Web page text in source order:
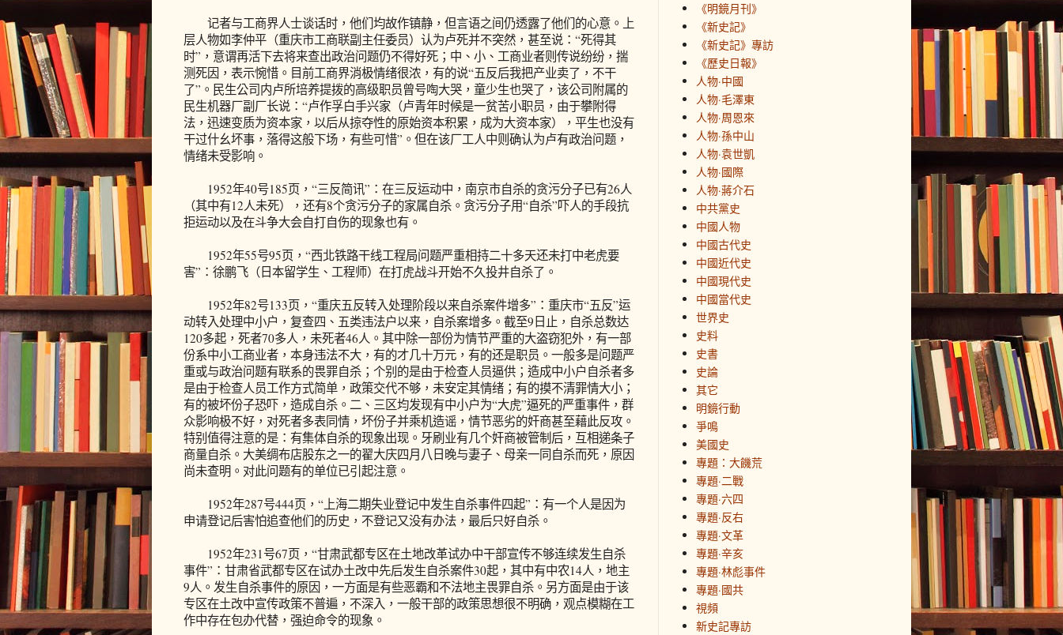
记者与工商界人士谈话时，他们均故作镇静，但言语之间仍透露了他们的心意。上
层人物如李仲平（重庆市工商联副主任委员）认为卢死并不突然，甚至说：“死得其
时”，意谓再活下去将来查出政治问题仍不得好死；中、小、工商业者则传说纷纷，揣
测死因，表示惋惜。目前工商界消极情绪很浓，有的说“五反后我把产业卖了，不干
了”。民生公司内卢所培养提拨的高级职员曾号啕大哭，童少生也哭了，该公司附属的
民生机器厂副厂长说：“卢作孚白手兴家（卢青年时候是一贫苦小职员，由于攀附得
法，迅速变质为资本家，以后从掠夺性的原始资本积累，成为大资本家），平生也没有
干过什幺坏事，落得这般下场，有些可惜”。但在该厂工人中则确认为卢有政治问题，
情绪未受影响。
1952年40号185页，“三反简讯”：在三反运动中，南京市自杀的贪污分子已有26人
（其中有12人未死），还有8个贪污分子的家属自杀。贪污分子用“自杀”吓人的手段抗
拒运动以及在斗争大会自打自伤的现象也有。
1952年55号95页，“西北铁路干线工程局问题严重相持二十多天还未打中老虎要
害”：徐鹏飞（日本留学生、工程师）在打虎战斗开始不久投井自杀了。
1952年82号133页，“重庆五反转入处理阶段以来自杀案件增多”：重庆市“五反”运
动转入处理中小户，复查四、五类违法户以来，自杀案增多。截至9日止，自杀总数达
120多起，死者70多人，未死者46人。其中除一部份为情节严重的大盗窃犯外，有一部
份系中小工商业者，本身违法不大，有的才几十万元，有的还是职员。一般多是问题严
重或与政治问题有联系的畏罪自杀；个别的是由于检查人员逼供；造成中小户自杀者多
是由于检查人员工作方式简单，政策交代不够，未安定其情绪；有的摸不清罪情大小；
有的被坏份子恐吓，造成自杀。二、三区均发现有中小户为“大虎”逼死的严重事件，群
众影响极不好，对死者多表同情，坏份子并乘机造谣，情节恶劣的奸商甚至藉此反攻。
特别值得注意的是：有集体自杀的现象出现。牙刷业有几个奸商被管制后，互相递条子
商量自杀。大美绸布店股东之一的翟大庆四月八日晚与妻子、母亲一同自杀而死，原因
尚未查明。对此问题有的单位已引起注意。
1952年287号444页，“上海二期失业登记中发生自杀事件四起”：有一个人是因为
申请登记后害怕追查他们的历史，不登记又没有办法，最后只好自杀。
1952年231号67页，“甘肃武都专区在土地改革试办中干部宣传不够连续发生自杀
事件”：甘肃省武都专区在试办土改中先后发生自杀案件30起，其中有中农14人，地主
9人。发生自杀事件的原因，一方面是有些恶霸和不法地主畏罪自杀。另方面是由于该
专区在土改中宣传政策不普遍，不深入，一般干部的政策思想很不明确，观点模糊在工
作中存在包办代替，强迫命令的现象。
《明鏡月刊》
《新史記》
《新史記》專訪
《歷史日報》
人物·中國
人物·毛澤東
人物·周恩來
人物·孫中山
人物·袁世凱
人物·國際
人物·蔣介石
中共黨史
中國人物
中國古代史
中國近代史
中國現代史
中國當代史
世界史
史料
史書
史論
其它
明鏡行動
爭鳴
美國史
專題：大饑荒
專題·二戰
專題·六四
專題·反右
專題·文革
專題·辛亥
專題·林彪事件
專題·國共
視頻
新史記專訪